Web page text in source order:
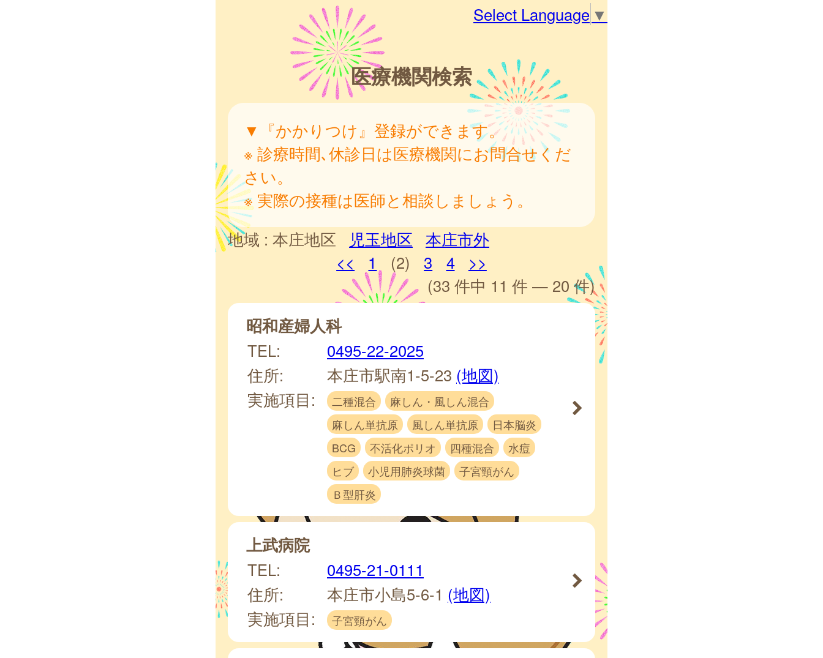
Select Language ▼
医療機関検索
▼『かかりつけ』登録ができます。
※ 診療時間､休診日は医療機関にお問合せくだ
さい。
※ 実際の接種は医師と相談しましょう。
地域 : 本庄地区 児玉地区
本庄市外
<<
1 (2) 3 4
>>
(33 件中 11 件 — 20 件)
昭和産婦人科
TEL:
0495-22-2025
住所:
本庄市駅南1-5-23 (地図)
実施項目:
二種混合
麻しん・風しん混合
麻しん単抗原
風しん単抗原
日本脳炎
BCG
不活化ポリオ 四種混合
水痘
ヒブ
小児用肺炎球菌
子宮頸がん
Ｂ型肝炎
上武病院
TEL:
0495-21-0111
住所:
本庄市小島5-6-1 (地図)
実施項目:
子宮頸がん